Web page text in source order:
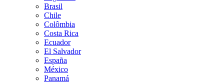
Brasil
Chile
Colômbia
Costa Rica
Ecuador
El Salvador
España
México
Panamá